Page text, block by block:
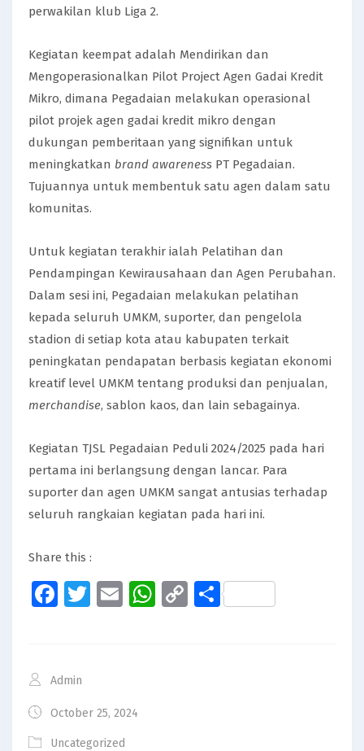
perwakilan klub Liga 2.
Kegiatan keempat adalah Mendirikan dan
Mengoperasionalkan Pilot Project Agen Gadai Kredit
Mikro, dimana Pegadaian melakukan operasional
pilot projek agen gadai kredit mikro dengan
dukungan pemberitaan yang signifikan untuk
meningkatkan brand awareness PT Pegadaian.
Tujuannya untuk membentuk satu agen dalam satu
komunitas.
Untuk kegiatan terakhir ialah Pelatihan dan
Pendampingan Kewirausahaan dan Agen Perubahan.
Dalam sesi ini, Pegadaian melakukan pelatihan
kepada seluruh UMKM, suporter, dan pengelola
stadion di setiap kota atau kabupaten terkait
peningkatan pendapatan berbasis kegiatan ekonomi
kreatif level UMKM tentang produksi dan penjualan,
merchandise, sablon kaos, dan lain sebagainya.
Kegiatan TJSL Pegadaian Peduli 2024/2025 pada hari
pertama ini berlangsung dengan lancar. Para
suporter dan agen UMKM sangat antusias terhadap
seluruh rangkaian kegiatan pada hari ini.
Share this :
Facebook
Twitter
EmailWhatsApp
CopyShare
Admin
October 25, 2024
Uncategorized